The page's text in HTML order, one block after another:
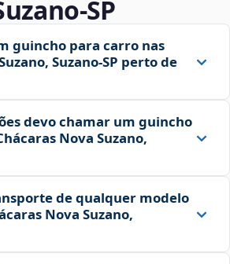
guincho para carro nas
Suzano‑SP perto de
devo chamar um guincho
Nova Suzano,
de qualquer modelo
Nova Suzano,